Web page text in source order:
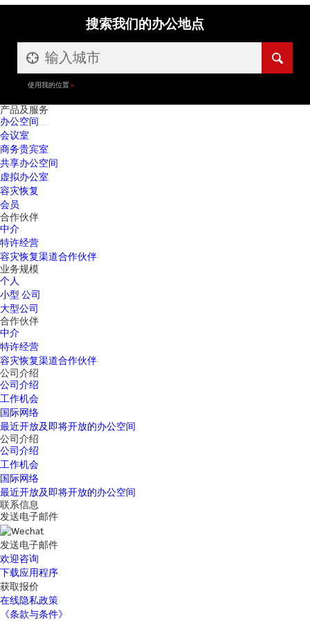
搜索我们的办公地点
使用我的位置
产品及服务
办公空间
会议室
商务贵宾室
共享办公空间
虚拟办公室
容灾恢复
会员
合作伙伴
中介
特许经营
容灾恢复渠道合作伙伴
业务规模
个人
小型 公司
大型公司
合作伙伴
中介
特许经营
容灾恢复渠道合作伙伴
公司介绍
公司介绍
工作机会
国际网络
最近开放及即将开放的办公空间
公司介绍
公司介绍
工作机会
国际网络
最近开放及即将开放的办公空间
联系信息
发送电子邮件
发送电子邮件
欢迎咨询
下载应用程序
获取报价
在线隐私政策
《条款与条件》